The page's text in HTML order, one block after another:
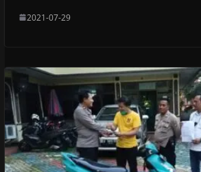
2021-07-29